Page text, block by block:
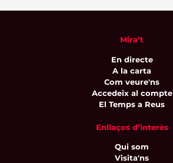
Mira’t
En directe
A la carta
Com veure'ns
Accedeix al compte
El Temps a Reus
Enllaços d’interès
Qui som
Visita'ns